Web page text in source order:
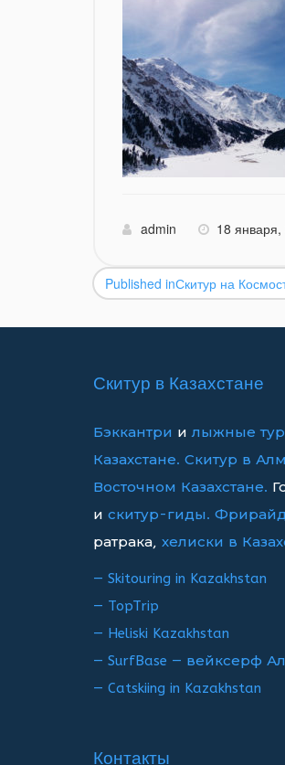
admin 18 января,
Навигация
по
Published inСкитур на
Скитур в Казахстане
Бэккантри илыжные
Казахстане. Скитур в
Восточном Казахстане.
и скитур-гиды. Фрирайд
ратрака, хелиски в
— Skitouring in Kazakhstan
— TopTrip
— Heliski Kazakhstan
— SurfBase — вейксерф
— Catskiing in Kazakhstan
Контакты